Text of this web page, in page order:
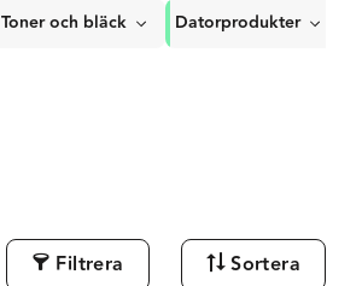
Toner och bläck Datorprodukter
Filtrera Sortera